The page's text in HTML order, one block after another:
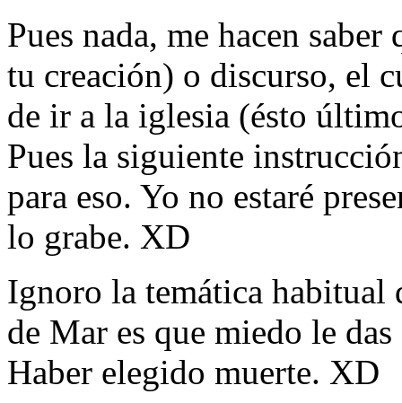
Pues nada, me hacen
tu creación) o discurso, el
de ir a la iglesia (ésto
Pues la siguiente
para eso. Yo no estaré
lo grabe. XD
Ignoro la temática habitual
de Mar es que miedo le
Haber elegido muerte. XD